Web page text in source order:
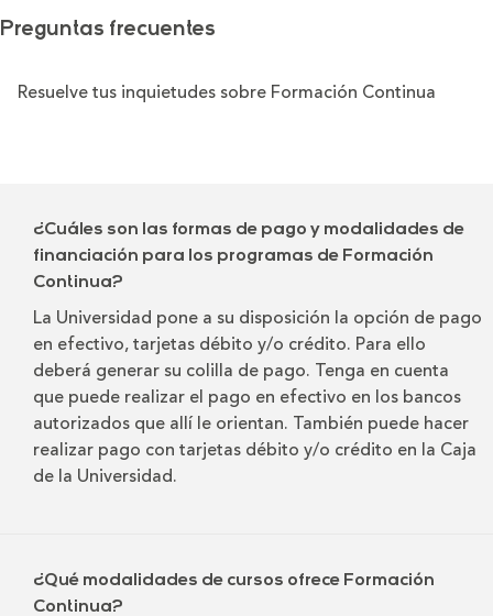
Preguntas frecuentes
Resuelve tus inquietudes sobre Formación Continua
¿Cuáles son las formas de pago y modalidades de
financiación para los programas de Formación
Continua?
La Universidad pone a su disposición la opción de pago
en efectivo, tarjetas débito y/o crédito. Para ello
deberá generar su colilla de pago. Tenga en cuenta
que puede realizar el pago en efectivo en los bancos
autorizados que allí le orientan. También puede hacer
realizar pago con tarjetas débito y/o crédito en la Caja
de la Universidad.
¿Qué modalidades de cursos ofrece Formación
Continua?